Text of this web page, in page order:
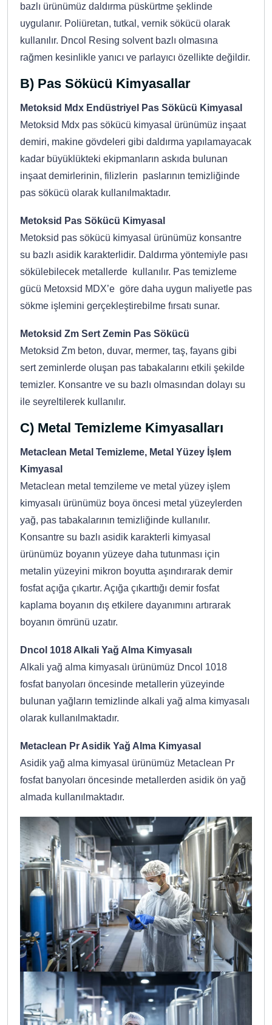
bazlı ürünümüz daldırma püskürtme şeklinde
uygulanır. Poliüretan, tutkal, vernik sökücü olarak
kullanılır. Dncol Resing solvent bazlı olmasına
rağmen kesinlikle yanıcı ve parlayıcı özellikte değildir.
B) Pas Sökücü Kimyasallar
Metoksid Mdx Endüstriyel Pas Sökücü Kimyasal
Metoksid Mdx pas sökücü kimyasal ürünümüz inşaat
demiri, makine gövdeleri gibi daldırma yapılamayacak
kadar büyüklükteki ekipmanların askıda bulunan
inşaat demirlerinin, filizlerin paslarının temizliğinde
pas sökücü olarak kullanılmaktadır.
Metoksid Pas Sökücü Kimyasal
Metoksid pas sökücü kimyasal ürünümüz konsantre
su bazlı asidik karakterlidir. Daldırma yöntemiyle pası
sökülebilecek metallerde kullanılır. Pas temizleme
gücü Metoxsid MDX’e göre daha uygun maliyetle pas
sökme işlemini gerçekleştirebilme fırsatı sunar.
Metoksid Zm Sert Zemin Pas Sökücü
Metoksid Zm beton, duvar, mermer, taş, fayans gibi
sert zeminlerde oluşan pas tabakalarını etkili şekilde
temizler. Konsantre ve su bazlı olmasından dolayı su
ile seyreltilerek kullanılır.
C) Metal Temizleme Kimyasalları
Metaclean Metal Temizleme, Metal Yüzey İşlem
Kimyasal
Metaclean metal temzileme ve metal yüzey işlem
kimyasalı ürünümüz boya öncesi metal yüzeylerden
yağ, pas tabakalarının temizliğinde kullanılır.
Konsantre su bazlı asidik karakterli kimyasal
ürünümüz boyanın yüzeye daha tutunması için
metalin yüzeyini mikron boyutta aşındırarak demir
fosfat açığa çıkartır. Açığa çıkarttığı demir fosfat
kaplama boyanın dış etkilere dayanımını artırarak
boyanın ömrünü uzatır.
Dncol 1018 Alkali Yağ Alma Kimyasalı
Alkali yağ alma kimyasalı ürünümüz Dncol 1018
fosfat banyoları öncesinde metallerin yüzeyinde
bulunan yağların temizlinde alkali yağ alma kimyasalı
olarak kullanılmaktadır.
Metaclean Pr Asidik Yağ Alma Kimyasal
Asidik yağ alma kimyasal ürünümüz Metaclean Pr
fosfat banyoları öncesinde metallerden asidik ön yağ
almada kullanılmaktadır.